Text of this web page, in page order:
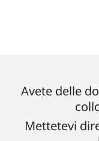
Avete delle
Mettetevi